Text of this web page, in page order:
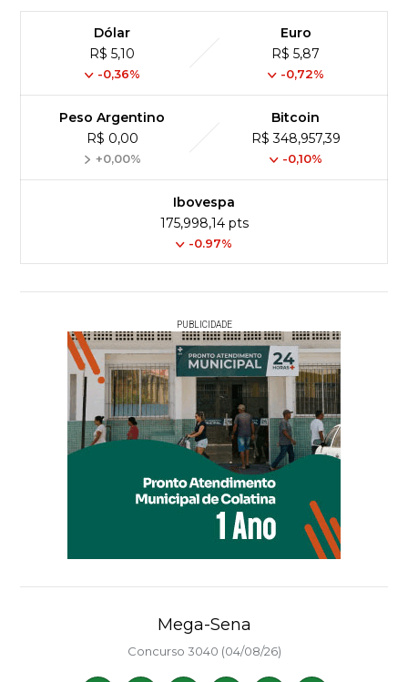
Dólar
R$ 5,10
-0,36%
Euro
R$ 5,87
-0,72%
Peso Argentino
R$ 0,00
+0,00%
Bitcoin
R$ 348,957,39
-0,10%
Ibovespa
175,998,14 pts
-0.97%
PUBLICIDADE
Mega-Sena
Concurso 3040 (04/08/26)